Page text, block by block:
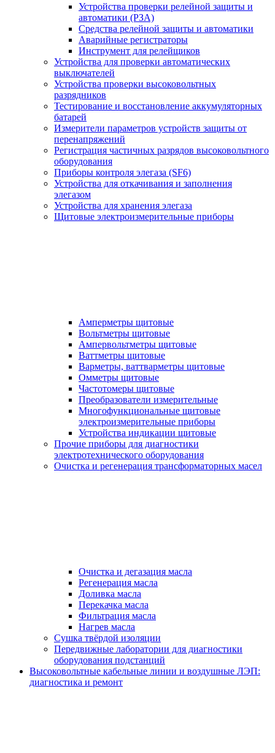
Устройства проверки релейной защиты и
автоматики (РЗА)
Средства релейной защиты и автоматики
Аварийные регистраторы
Инструмент для релейщиков
Устройства для проверки автоматических
выключателей
Устройства проверки высоковольтных
разрядников
Тестирование и восстановление аккумуляторных
батарей
Измерители параметров устройств защиты от
перенапряжений
Регистрация частичных разрядов высоковольтного
оборудования
Приборы контроля элегаза (SF6)
Устройства для откачивания и заполнения
элегазом
Устройства для хранения элегаза
Щитовые электроизмерительные приборы
Амперметры щитовые
Вольтметры щитовые
Ампервольтметры щитовые
Ваттметры щитовые
Варметры, ваттварметры щитовые
Омметры щитовые
Частотомеры щитовые
Преобразователи измерительные
Многофункциональные щитовые
электроизмерительные приборы
Устройства индикации щитовые
Прочие приборы для диагностики
электротехнического оборудования
Очистка и регенерация трансформаторных масел
Очистка и дегазация масла
Регенерация масла
Доливка масла
Перекачка масла
Фильтрация масла
Нагрев масла
Сушка твёрдой изоляции
Передвижные лаборатории для диагностики
оборудования подстанций
Высоковольтные кабельные линии и воздушные ЛЭП:
диагностика и ремонт